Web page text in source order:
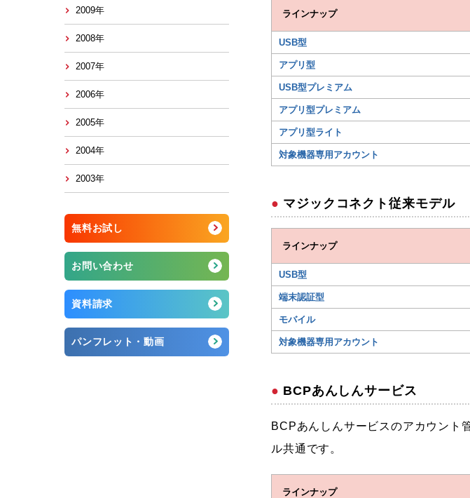
ラインナップ
USB型
アプリ型
USB型プレミアム
アプリ型プレミアム
アプリ型ライト
対象機器専用アカウント
マジックコネクト従来モデル
ラインナップ
USB型
端末認証型
モバイル
対象機器専用アカウント
BCPあんしんサービス
BCPあんしんサービスのアカウント
ル共通です。
ラインナップ
2009年
2008年
2007年
2006年
2005年
2004年
2003年
無料お試し
お問い合わせ
資料請求
パンフレット・動画